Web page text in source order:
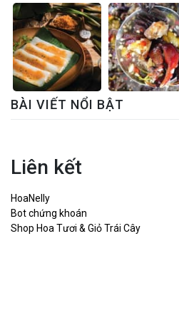
BÀI VIẾT NỔI BẬT
Liên kết
HoaNelly
Bot chứng khoán
Shop Hoa Tươi & Giỏ Trái Cây